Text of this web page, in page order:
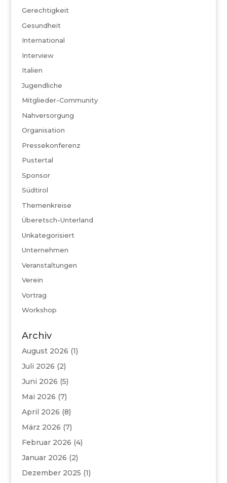
Gerechtigkeit
Gesundheit
International
Interview
Italien
Jugendliche
Mitglieder-Community
Nahversorgung
Organisation
Pressekonferenz
Pustertal
Sponsor
Südtirol
Themenkreise
Überetsch-Unterland
Unkategorisiert
Unternehmen
Veranstaltungen
Verein
Vortrag
Workshop
Archiv
August 2026 (1)
Juli 2026 (2)
Juni 2026 (5)
Mai 2026 (7)
April 2026 (8)
März 2026 (7)
Februar 2026 (4)
Januar 2026 (2)
Dezember 2025 (1)